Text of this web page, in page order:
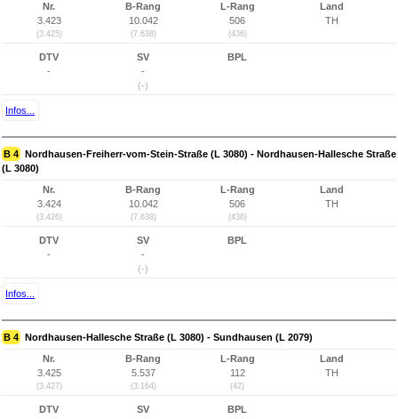
Nr.
3.423
(3.425)
B-Rang
10.042
(7.638)
L-Rang
506
(436)
Land
TH
DTV
-
SV
-
(-)
BPL
Infos...
B 4 Nordhausen-Freiherr-vom-Stein-Straße (L 3080) - Nordhausen-Hallesche Straße
(L 3080)
Nr.
3.424
(3.426)
B-Rang
10.042
(7.638)
L-Rang
506
(436)
Land
TH
DTV
-
SV
-
(-)
BPL
Infos...
B 4 Nordhausen-Hallesche Straße (L 3080) - Sundhausen (L 2079)
Nr.
3.425
(3.427)
B-Rang
5.537
(3.164)
L-Rang
112
(42)
Land
TH
DTV
SV
BPL